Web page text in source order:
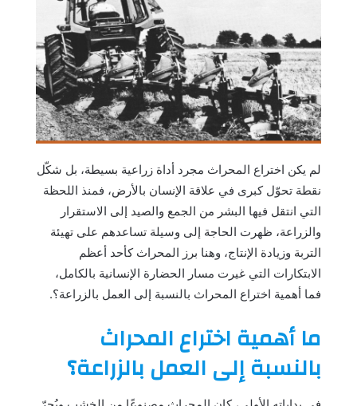
لم يكن اختراع المحراث مجرد أداة زراعية بسيطة، بل شكّل
نقطة تحوّل كبرى في علاقة الإنسان بالأرض، فمنذ اللحظة
التي انتقل فيها البشر من الجمع والصيد إلى الاستقرار
والزراعة، ظهرت الحاجة إلى وسيلة تساعدهم على تهيئة
التربة وزيادة الإنتاج، وهنا برز المحراث كأحد أعظم
الابتكارات التي غيرت مسار الحضارة الإنسانية بالكامل،
فما أهمية اختراع المحراث بالنسبة إلى العمل بالزراعة؟.
ما أهمية اختراع المحراث
بالنسبة إلى العمل بالزراعة؟